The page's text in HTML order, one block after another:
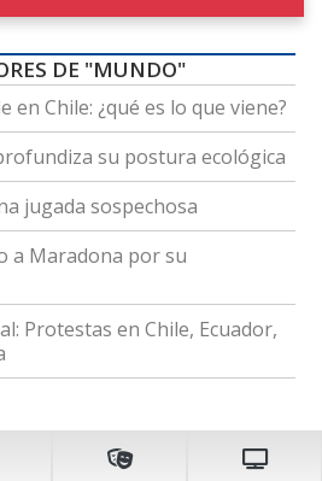
DE "MUNDO"
en Chile: ¿qué es lo que viene?
su postura ecológica
jugada sospechosa
a Maradona por su
Protestas en Chile, Ecuador,